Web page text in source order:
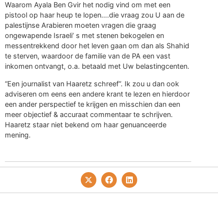
Waarom Ayala Ben Gvir het nodig vind om met een
pistool op haar heup te lopen….die vraag zou U aan de
palestijnse Arabieren moeten vragen die graag
ongewapende Israeli’ s met stenen bekogelen en
messentrekkend door het leven gaan om dan als Shahid
te sterven, waardoor de familie van de PA een vast
inkomen ontvangt, o.a. betaald met Uw belastingcenten.
“Een journalist van Haaretz schreef”. Ik zou u dan ook
adviseren om eens een andere krant te lezen en hierdoor
een ander perspectief te krijgen en misschien dan een
meer objectief & accuraat commentaar te schrijven.
Haaretz staar niet bekend om haar genuanceerde
mening.